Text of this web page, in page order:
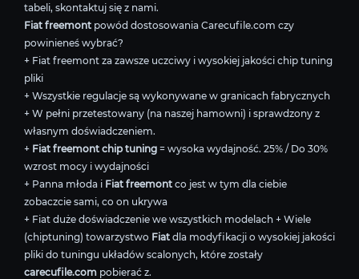
tabeli, skontaktuj się z nami.
Fiat freemont powód dostosowania Carecufile.com czy
powinieneś wybrać?
+ Fiat freemont za zawsze uczciwy i wysokiej jakości chip tuning
pliki
+ Wszystkie regulacje są wykonywane w granicach fabrycznych
+ W pełni przetestowany (na naszej hamowni) i sprawdzony z
własnym doświadczeniem.
+ Fiat freemont chip tuning = wysoka wydajność. 25% / Do 30%
wzrost mocy i wydajności
+ Panna młoda i Fiat freemont co jest w tym dla ciebie
zobaczcie sami, co on ukrywa
+ Fiat duże doświadczenie we wszystkich modelach + Wiele
(chiptuning) towarzystwo Fiat dla modyfikacji o wysokiej jakości
pliki do tuningu układów scalonych, które zostały
carecufile.com pobierać z.